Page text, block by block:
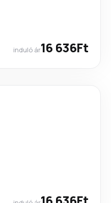
induló ár16 636Ft